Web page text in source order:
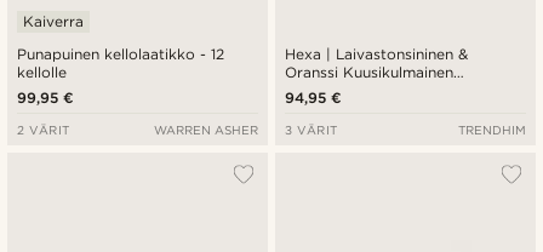
Punapuinen kellolaatikko - 12
kellolle
Kaiverra
99,95 €
2 VÄRIT WARREN ASHER
Hexa | Laivastonsininen &
Oranssi Kuusikulmainen
Tekonahka Kellokotelo - 6
Kellolle
94,95 €
3 VÄRIT TRENDHIM